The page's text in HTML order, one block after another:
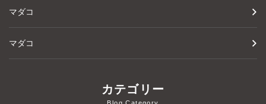
マダコ
マダコ
カテゴリー